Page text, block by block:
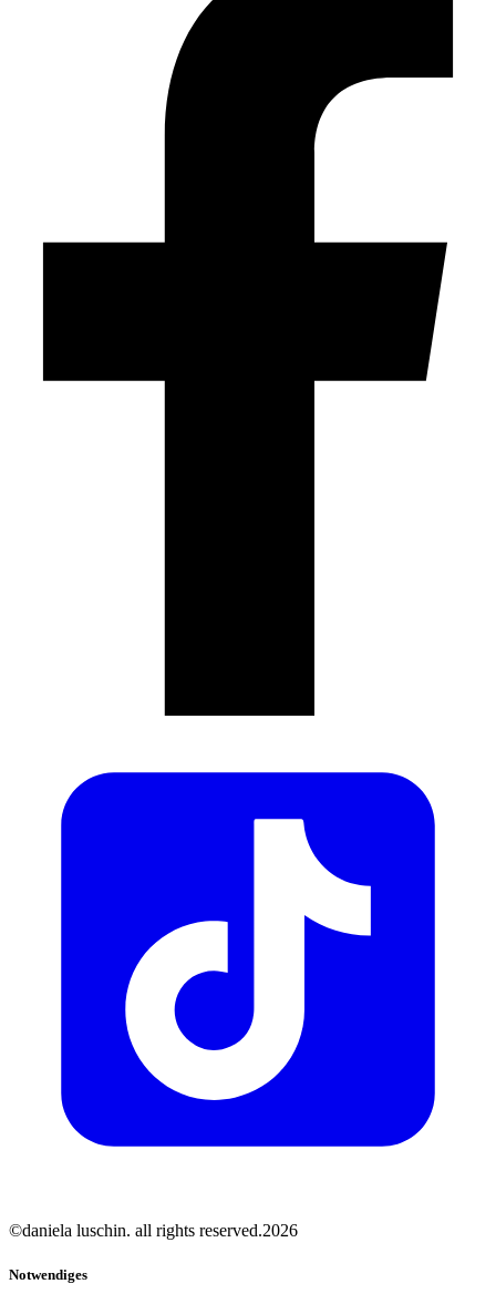
©daniela luschin. all rights reserved.2026
Notwendiges